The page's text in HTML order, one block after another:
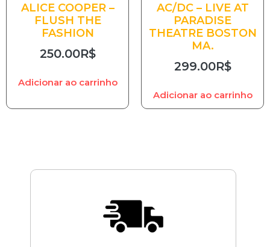
ALICE COOPER –
FLUSH THE
FASHION
250.00R$
Adicionar ao carrinho
AC/DC – LIVE AT
PARADISE
THEATRE BOSTON
MA.
299.00R$
Adicionar ao carrinho